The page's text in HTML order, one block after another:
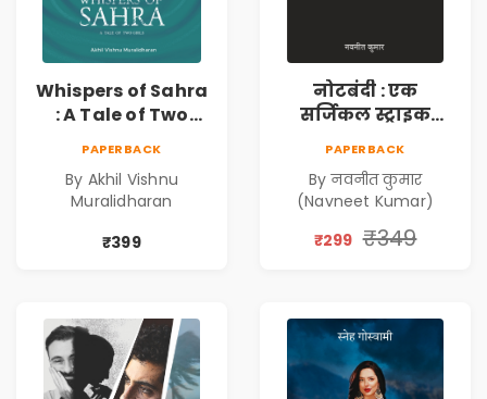
Whispers of Sahra
: A Tale of Two
Journey of
Changing Life
PAPERBACK
By Akhil Vishnu
Muralidharan
₹399
नोटबंदी : एक
सर्जिकल स्ट्राइक
विमुद्रीकरण
(Demonetisation)
| काला धन (Black
PAPERBACK
By नवनीत कुमार
(Navneet Kumar)
₹299 ₹349